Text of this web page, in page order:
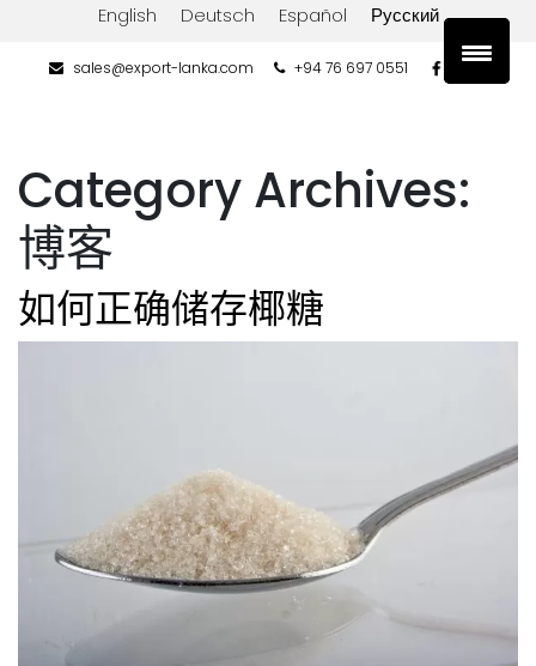
English Deutsch Español Русский
sales@export-lanka.com +94 76 697 0551
Category Archives:
博客
如何正确储存椰糖